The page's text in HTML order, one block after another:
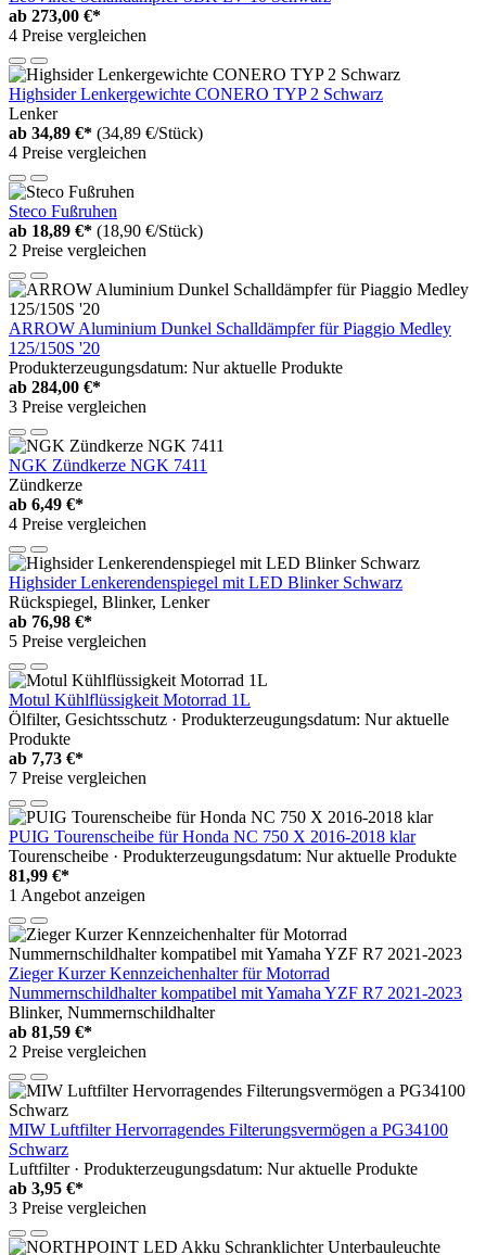
ab 273,00 €*
4 Preise vergleichen
Highsider Lenkergewichte CONERO TYP 2 Schwarz
Lenker
ab 34,89 €* (34,89 €/Stück)
4 Preise vergleichen
Steco Fußruhen
ab 18,89 €* (18,90 €/Stück)
2 Preise vergleichen
ARROW Aluminium Dunkel Schalldämpfer für Piaggio Medley
125/150S '20
Produkterzeugungsdatum: Nur aktuelle Produkte
ab 284,00 €*
3 Preise vergleichen
NGK Zündkerze NGK 7411
Zündkerze
ab 6,49 €*
4 Preise vergleichen
Highsider Lenkerendenspiegel mit LED Blinker Schwarz
Rückspiegel, Blinker, Lenker
ab 76,98 €*
5 Preise vergleichen
Motul Kühlflüssigkeit Motorrad 1L
Ölfilter, Gesichtsschutz · Produkterzeugungsdatum: Nur aktuelle
Produkte
ab 7,73 €*
7 Preise vergleichen
PUIG Tourenscheibe für Honda NC 750 X 2016-2018 klar
Tourenscheibe · Produkterzeugungsdatum: Nur aktuelle Produkte
81,99 €*
1 Angebot anzeigen
Zieger Kurzer Kennzeichenhalter für Motorrad
Nummernschildhalter kompatibel mit Yamaha YZF R7 2021-2023
Blinker, Nummernschildhalter
ab 81,59 €*
2 Preise vergleichen
MIW Luftfilter Hervorragendes Filterungsvermögen a PG34100
Schwarz
Luftfilter · Produkterzeugungsdatum: Nur aktuelle Produkte
ab 3,95 €*
3 Preise vergleichen